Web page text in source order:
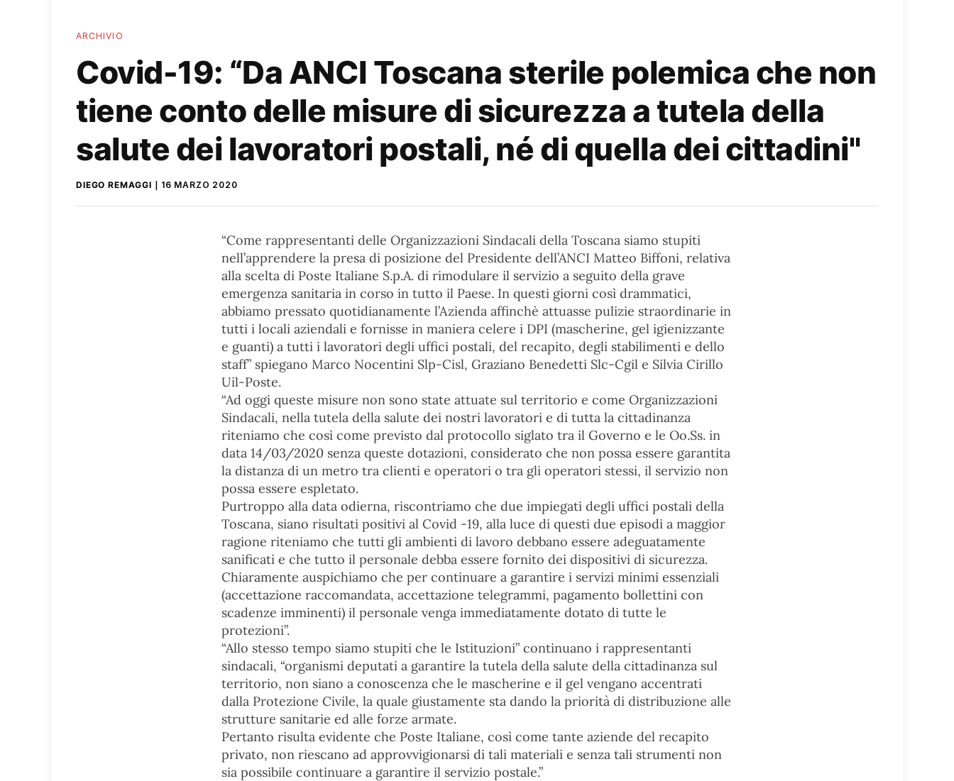
ARCHIVIO
Covid-19: “Da ANCI Toscana sterile polemica che non
tiene conto delle misure di sicurezza a tutela della
salute dei lavoratori postali, né di quella dei cittadini"
DIEGO REMAGGI 16 MARZO 2020
“Come rappresentanti delle Organizzazioni Sindacali della Toscana siamo stupiti
nell’apprendere la presa di posizione del Presidente dell’ANCI Matteo Biffoni, relativa
alla scelta di Poste Italiane S.p.A. di rimodulare il servizio a seguito della grave
emergenza sanitaria in corso in tutto il Paese. In questi giorni così drammatici,
abbiamo pressato quotidianamente l’Azienda affinchè attuasse pulizie straordinarie in
tutti i locali aziendali e fornisse in maniera celere i DPI (mascherine, gel igienizzante
e guanti) a tutti i lavoratori degli uffici postali, del recapito, degli stabilimenti e dello
staff” spiegano Marco Nocentini Slp-Cisl, Graziano Benedetti Slc-Cgil e Silvia Cirillo
Uil-Poste.
“Ad oggi queste misure non sono state attuate sul territorio e come Organizzazioni
Sindacali, nella tutela della salute dei nostri lavoratori e di tutta la cittadinanza
riteniamo che così come previsto dal protocollo siglato tra il Governo e le Oo.Ss. in
data 14/03/2020 senza queste dotazioni, considerato che non possa essere garantita
la distanza di un metro tra clienti e operatori o tra gli operatori stessi, il servizio non
possa essere espletato.
Purtroppo alla data odierna, riscontriamo che due impiegati degli uffici postali della
Toscana, siano risultati positivi al Covid -19, alla luce di questi due episodi a maggior
ragione riteniamo che tutti gli ambienti di lavoro debbano essere adeguatamente
sanificati e che tutto il personale debba essere fornito dei dispositivi di sicurezza.
Chiaramente auspichiamo che per continuare a garantire i servizi minimi essenziali
(accettazione raccomandata, accettazione telegrammi, pagamento bollettini con
scadenze imminenti) il personale venga immediatamente dotato di tutte le
protezioni”.
“Allo stesso tempo siamo stupiti che le Istituzioni” continuano i rappresentanti
sindacali, “organismi deputati a garantire la tutela della salute della cittadinanza sul
territorio, non siano a conoscenza che le mascherine e il gel vengano accentrati
dalla Protezione Civile, la quale giustamente sta dando la priorità di distribuzione alle
strutture sanitarie ed alle forze armate.
Pertanto risulta evidente che Poste Italiane, così come tante aziende del recapito
privato, non riescano ad approvvigionarsi di tali materiali e senza tali strumenti non
sia possibile continuare a garantire il servizio postale.”